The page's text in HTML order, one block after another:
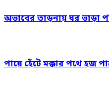
অভাবের তাড়নায় ঘর ভাড়া
পায়ে হেঁটে মক্কার পথে হজ